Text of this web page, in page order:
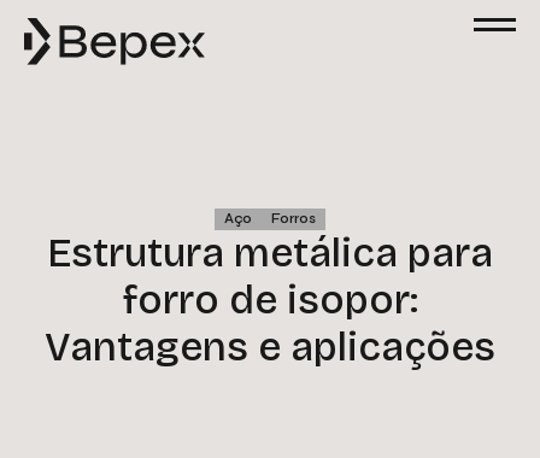
Aço Forros
Estrutura metálica para
forro de isopor:
Vantagens e aplicações